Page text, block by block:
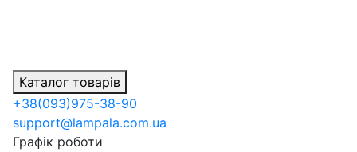
Каталог товарів
+38(093)975-38-90
support@lampala.com.ua
Графік роботи